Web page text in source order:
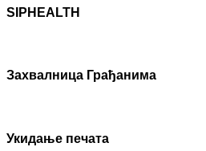
SIPHEALTH
Захвалница Грађанима
Укидање печата